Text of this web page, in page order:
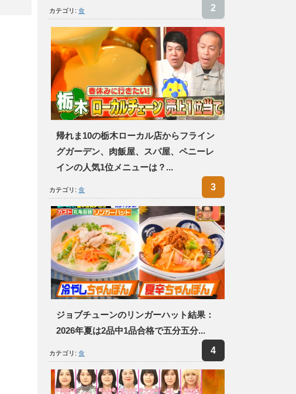
カテゴリ: 食
帰れま10の栃木ローカル店からフライン
グガーデン、肉飯屋、スパ屋、ペニーレ
インの人気1位メニューは？...
カテゴリ: 食
ジョブチューンのリンガーハット結果：
2026年夏は2品中1品合格で五分五分...
カテゴリ: 食